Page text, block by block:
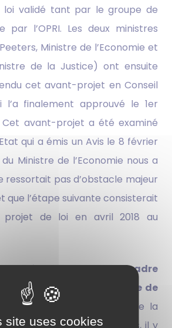
validé tant par le groupe de
par l’OPRI. Les deux ministres
Ministre de l’Economie et
de la Justice) ont ensuite
cet avant-projet en Conseil
l’a finalement approuvé le 1er
Cet avant-projet a été examiné
qui a émis un Avis le 8 février
Ministre de l’Economie nous a
ressortait pas d’obstacle majeur
que l’étape suivante consisterait
de loi en avril 2018 au
vise à introduire uncadre
pour la protection du titre de
en Belgique
. Outre la
de mandataire en brevets, il y
site uses cookies